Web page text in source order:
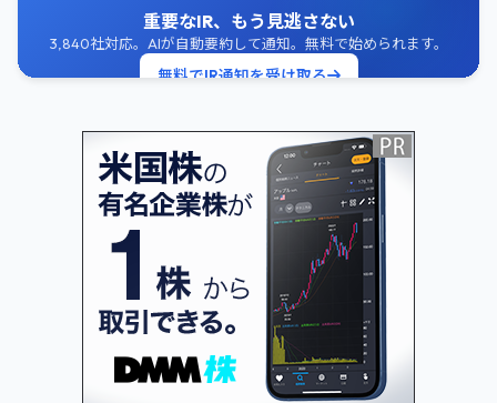
重要なIR、もう見逃さない
3,840社対応。AIが自動要約して通知。無料で始められます。
無料でIR通知を受け取る